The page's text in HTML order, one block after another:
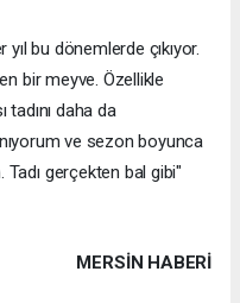
bu dönemlerde çıkıyor.
bir meyve. Özellikle
daha da
ve sezon boyunca
gerçekten bal gibi"
MERSIN HABERİ